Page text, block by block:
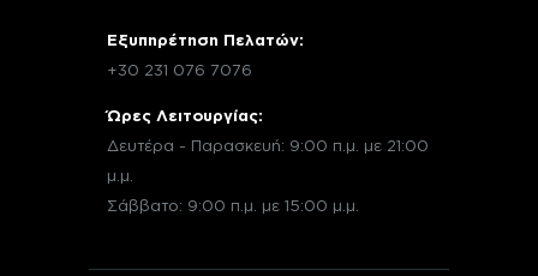
Εξυπηρέτηση Πελατών:
+30 231 076 7076
Ώρες Λειτουργίας:
Δευτέρα - Παρασκευή: 9:00 π.μ. με 21:00
μ.μ.
Σάββατο: 9:00 π.μ. με 15:00 μ.μ.